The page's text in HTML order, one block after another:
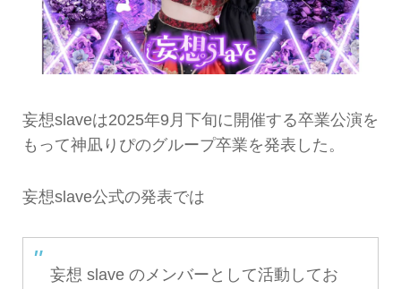
妄想slaveは2025年9月下旬に開催する卒業公演を
もって神凪りぴのグループ卒業を発表した。
妄想slave公式の発表では
妄想 slave のメンバーとして活動してお